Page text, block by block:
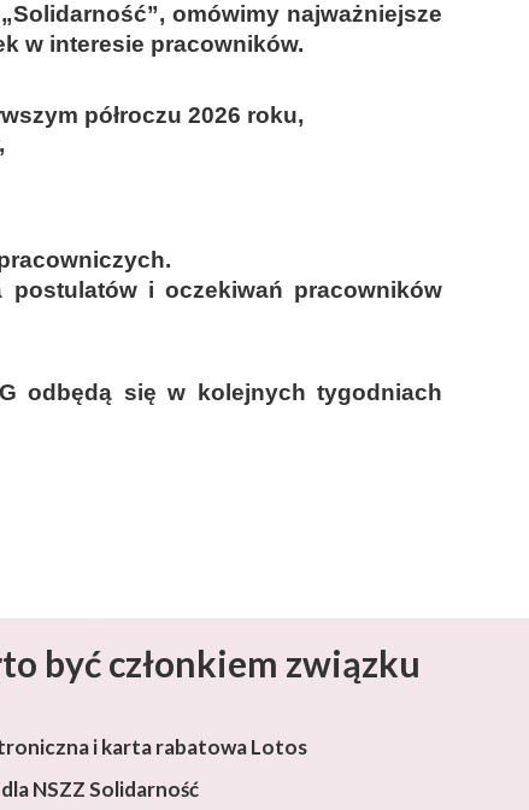
omówimy najważniejsze
w interesie pracowników.
półroczu 2026 roku,
i oczekiwań pracowników
odbędą się w kolejnych tygodniach
być członkiem związku
i karta rabatowa Lotos
NSZZ Solidarność